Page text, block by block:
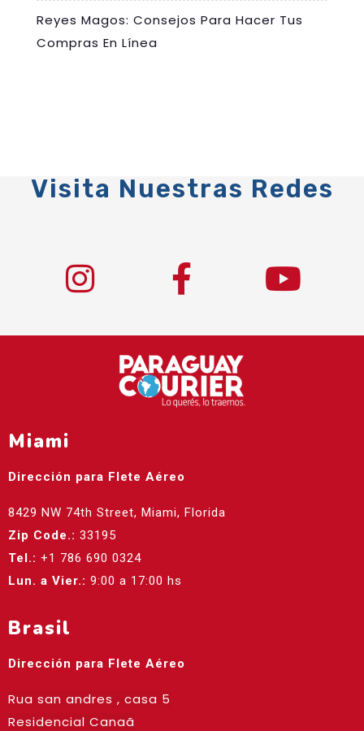
Reyes Magos: Consejos Para Hacer Tus
Compras En Línea
Visita Nuestras Redes
Miami
Dirección para Flete Aéreo
8429 NW 74th Street, Miami, Florida
Zip Code.: 33195
Tel.: +1 786 690 0324
Lun. a Vier.: 9:00 a 17:00 hs
Brasil
Dirección para Flete Aéreo
Rua san andres , casa 5
Residencial Canaã